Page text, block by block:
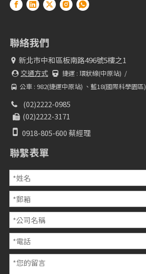
聯絡我們
 新北市中和區板南路496號5樓之1
 交通方式  捷運 : 環狀線(中原站) /
 公車 : 982(捷運中原站) 、藍18(國際科學園區)
 (02)2222-0985
(02)2222-3171
 0918-805-600 蔡經理
聯繫表單